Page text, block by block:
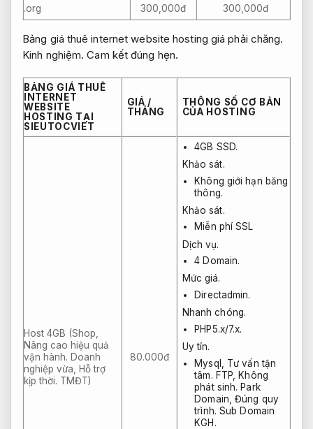
.org
300,000đ 300,000đ
Bảng giá thuê internet website hosting giá phải chăng.
Kinh nghiệm. Cam kết đúng hẹn.
BẢNG GIÁ THUÊ
INTERNET
WEBSITE
HOSTING TẠI
SIEUTOCVIET
GIÁ /
THÁNG
THÔNG SỐ CƠ BẢN
CỦA HOSTING
Host 4GB (Shop,
Nâng cao hiệu quả
vận hành. Doanh
nghiệp vừa,
Hỗ trợ
kịp thời. TMĐT)
80.000đ
4GB SSD.
Khảo sát.
Không giới hạn băng
thông.
Khảo sát.
Miễn phí SSL
Dịch vụ.
4 Domain.
Mức giá.
Directadmin.
Nhanh chóng.
PHP5.x/7.x.
Uy tín.
Mysql, Tư vấn tận
tâm. FTP,
Không
phát sinh. Park
Domain,Đúng quy
trình. Sub Domain
KGH.